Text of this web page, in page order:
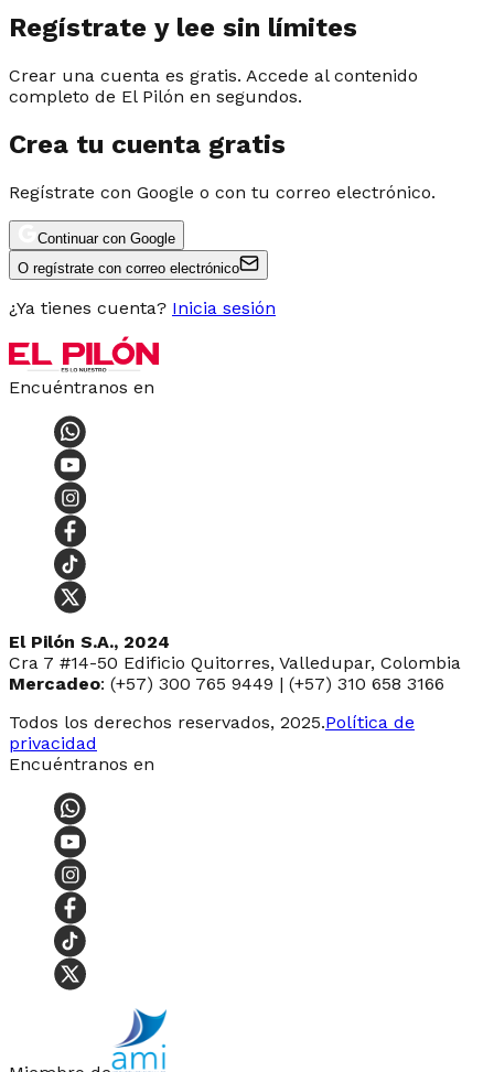
Regístrate y lee sin límites
Crear una cuenta es gratis. Accede al contenido
completo de El Pilón en segundos.
Crea tu cuenta gratis
Regístrate con Google o con tu correo electrónico.
Continuar con Google
O regístrate con correo electrónico
¿Ya tienes cuenta? Inicia sesión
Encuéntranos en
El Pilón S.A., 2024
Cra 7 #14-50 Edificio Quitorres, Valledupar, Colombia
Mercadeo: (+57) 300 765 9449 | (+57) 310 658 3166
Todos los derechos reservados, 2025.Política de
privacidad
Encuéntranos en